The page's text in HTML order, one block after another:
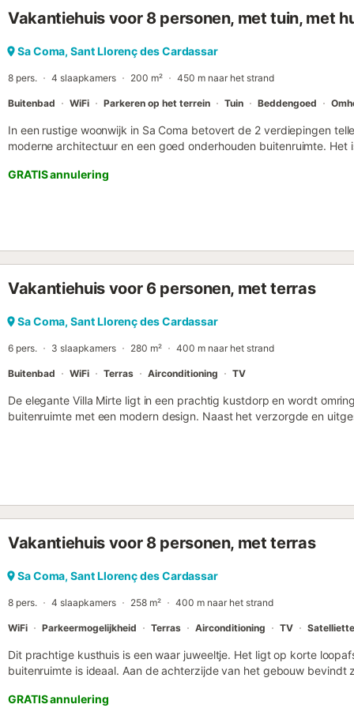
Mallorca. ETV/4849
Vakantiehuis voor 8 personen, met tuin, met
Sa Coma, Sant Llorenç des Cardassar
8 pers. 4 slaapkamers 200 m² 450 m naar het strand
Buitenbad WiFi Parkeren op het terrein Tuin Beddengoed
In een rustige woonwijk in Sa Coma betovert de 2 verdiepingen
moderne architectuur en een goed onderhouden buitenruimte. Het
woon-/eetkamer, een zeer goed uitgeruste keuken, 4 slaapkamers
personen. Voorzieningen omvatten ook Wi-Fi, ventilatoren, kabel-
gemeubileerd terras en een trap. Een groot aantal zitjes, de
de ideale vakantiesfeer. Vanaf het balkon op de 1e verdieping
met zijn heldere turquoise water, is te bereiken in 1,4 km of na een
handdoeken zijn bij de prijs inbegrepen. Houd er rekening mee dat
GRATIS annulering
Vakantiehuis voor 6 personen, met terras
Sa Coma, Sant Llorenç des Cardassar
6 pers. 3 slaapkamers 280 m² 400 m naar het strand
Buitenbad WiFi Terras Airconditioning TV
De elegante Villa Mirte ligt in een prachtig kustdorp en wordt
buitenruimte met een modern design. Naast het verzorgde en
het geheel een heerlijk mediterrane vakantiecharme. Op het
en parasols kun je optimaal genieten van deze idyllische
zorgt voor de nodige privacy. De terrassen verspreid over de villa
juiste moment van de dag te genieten van de mediterrane
omlijsten benadrukken de toch al weelderige indruk van de villa en
binnen via een stevige, grote houten deur. De betegelde vloeren,
welzijn, dat niet alleen te vinden is in de woonkamer met zijn
betegelde open ha...
Vakantiehuis voor 8 personen, met terras
Sa Coma, Sant Llorenç des Cardassar
8 pers. 4 slaapkamers 258 m² 400 m naar het strand
WiFi Parkeermogelijkheid Terras Airconditioning TV
Dit prachtige kusthuis is een waar juweeltje. Het ligt op korte
buitenruimte is ideaal. Aan de achterzijde van het gebouw
veranda, klaar voor uw beste barbecues. Aan de voorzijde van het
GRATIS annulering